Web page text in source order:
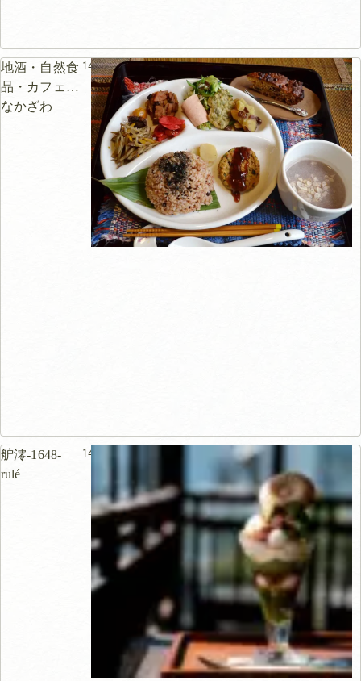
地酒・自然食
品・カフェ
なかざわ
148m
舮澪-1648-
rulé
149m